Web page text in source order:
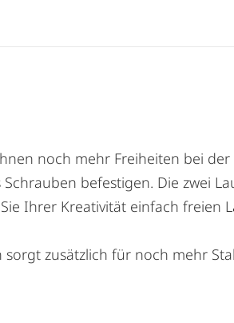
noch mehr Freiheiten bei
befestigen. Die zwei
Ihrer Kreativität einfach freien
zusätzlich für noch mehr